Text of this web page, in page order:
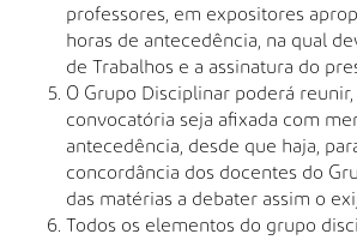
professores, em expositores
horas de antecedência, na qual
de Trabalhos e a assinatura do
O Grupo Disciplinar poderá
convocatória seja afixada com
antecedência, desde que haja,
concordância dos docentes do
das matérias a debater assim o
Todos os elementos do grupo